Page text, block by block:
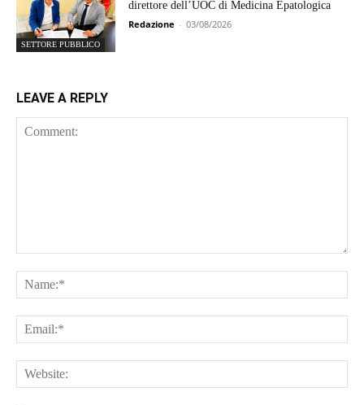
SETTORE PUBBLICO
direttore dell’UOC di Medicina Epatologica
Redazione - 03/08/2026
LEAVE A REPLY